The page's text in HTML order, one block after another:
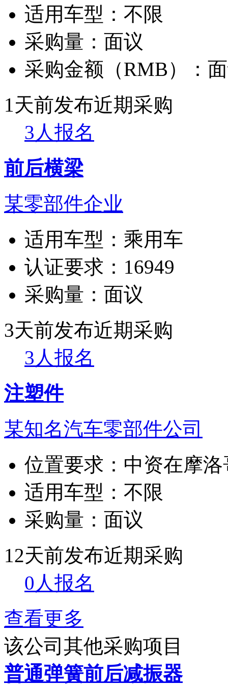
适用车型： 不限
采购量： 面议
采购金额（RMB）：
1天前发布近期采购
3人报名
前后横梁
某零部件企业
适用车型： 乘用车
认证要求： 16949
采购量： 面议
3天前发布近期采购
3人报名
注塑件
某知名汽车零部件公司
位置要求： 中资在摩
适用车型： 不限
采购量： 面议
12天前发布近期采购
0人报名
查看更多
该公司其他采购项目
普通弹簧前后减振器